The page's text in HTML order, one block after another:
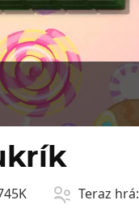
Teraz hrá: